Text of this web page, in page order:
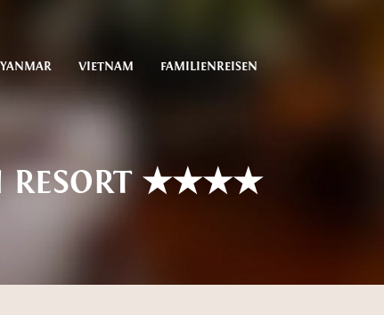
VIETNAM FAMILIENREISEN
RESORT ★★★★